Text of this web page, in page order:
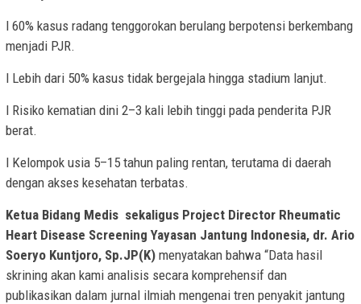
l 60% kasus radang tenggorokan berulang berpotensi berkembang
menjadi PJR.
l Lebih dari 50% kasus tidak bergejala hingga stadium lanjut.
l Risiko kematian dini 2–3 kali lebih tinggi pada penderita PJR
berat.
l Kelompok usia 5–15 tahun paling rentan, terutama di daerah
dengan akses kesehatan terbatas.
Ketua Bidang Medis sekaligus Project Director Rheumatic
Heart Disease Screening Yayasan Jantung Indonesia, dr. Ario
Soeryo Kuntjoro, Sp.JP(K) menyatakan bahwa “Data hasil
skrining akan kami analisis secara komprehensif dan
publikasikan dalam jurnal ilmiah mengenai tren penyakit jantung